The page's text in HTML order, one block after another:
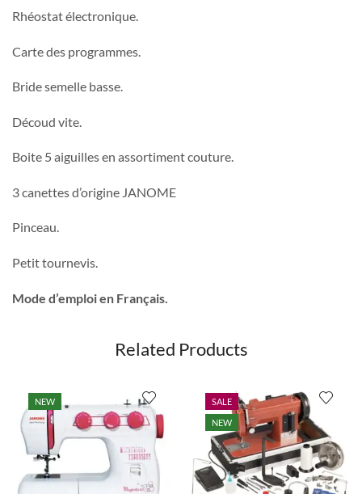
Rhéostat électronique.
Carte des programmes.
Bride semelle basse.
Découd vite.
Boite 5 aiguilles en assortiment couture.
3 canettes d’origine JANOME
Pinceau.
Petit tournevis.
Mode d’emploi en Français.
Related Products
NEW
SALE
NEW